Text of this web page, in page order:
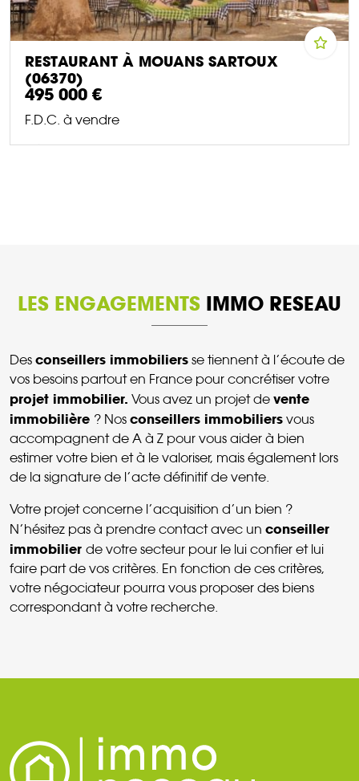
RESTAURANT À MOUANS SARTOUX
(06370)
495 000 €
F.D.C. à vendre
LES ENGAGEMENTS IMMO RESEAU
Des conseillers immobiliers se tiennent à l’écoute de
vos besoins partout en France pour concrétiser votre
projet immobilier. Vous avez un projet de vente
immobilière ? Nos conseillers immobiliers vous
accompagnent de A à Z pour vous aider à bien
estimer votre bien et à le valoriser, mais également lors
de la signature de l’acte définitif de vente.
Votre projet concerne l’acquisition d’un bien ?
N’hésitez pas à prendre contact avec un conseiller
immobilier de votre secteur pour le lui confier et lui
faire part de vos critères. En fonction de ces critères,
votre négociateur pourra vous proposer des biens
correspondant à votre recherche.